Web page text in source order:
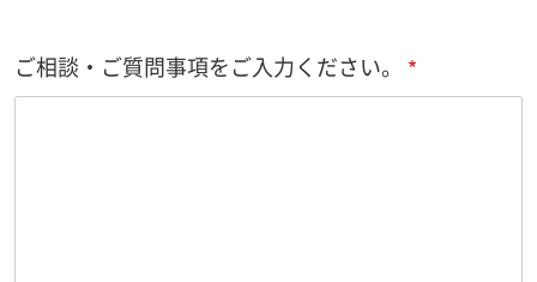
ご相談・ご質問事項をご入力ください。